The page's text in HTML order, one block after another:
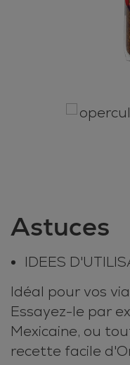
Astuces
IDEES
Idéal pour vos
Essayez-le par
Mexicaine, ou
recette facile